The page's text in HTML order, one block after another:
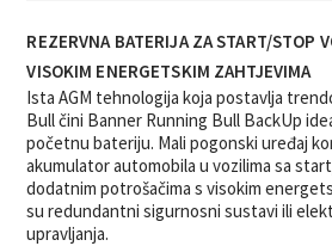
REZERVNA BATERIJA ZA START/STOP
VISOKIM ENERGETSKIM ZAHTJEVIMA
Ista AGM tehnologija koja postavlja
Bull čini Banner Running Bull BackUp
početnu bateriju. Mali pogonski uređaj
akumulator automobila u vozilima sa
dodatnim potrošačima s visokim
su redundantni sigurnosni sustavi ili
upravljanja.